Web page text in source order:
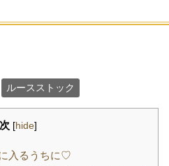
ルースストック
[hide]
入るうちに♡